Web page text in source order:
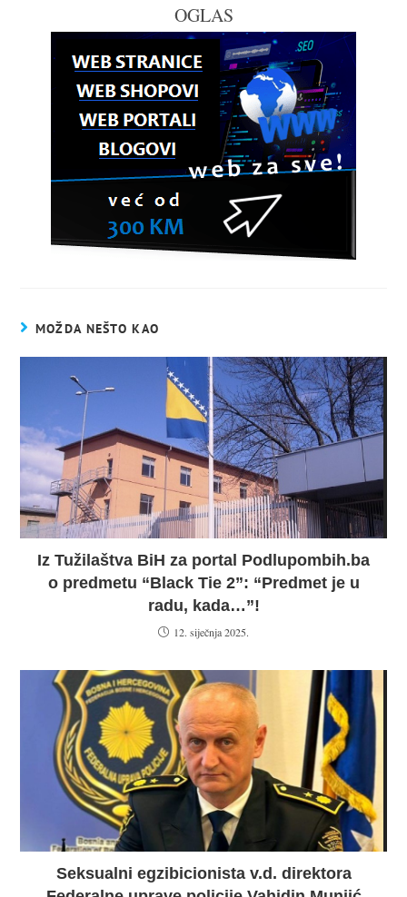
OGLAS
MOŽDA NEŠTO KAO
Iz Tužilaštva BiH za portal Podlupombih.ba
o predmetu “Black Tie 2”: “Predmet je u
radu, kada…”!
12. siječnja 2025.
Seksualni egzibicionista v.d. direktora